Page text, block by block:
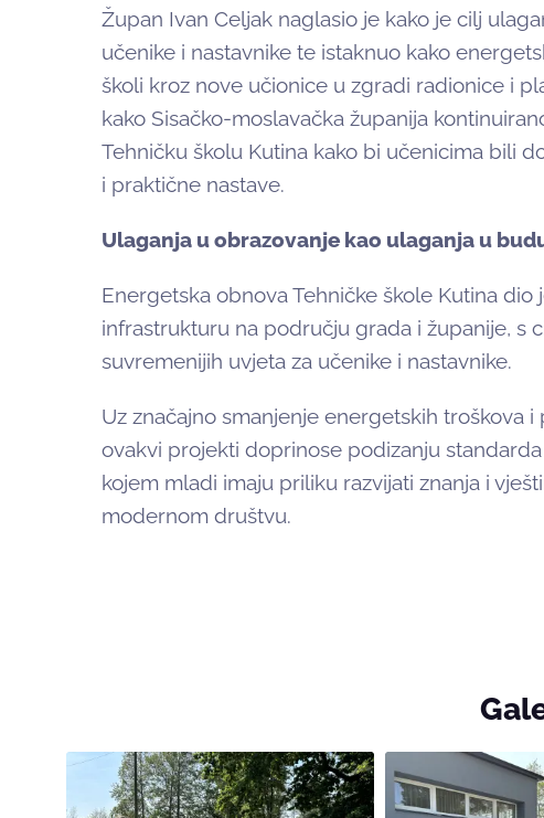
Župan Ivan Celjak naglasio je kako je cilj
učenike i nastavnike te istaknuo kako
školi kroz nove učionice u zgradi radionice i
kako Sisačko-moslavačka županija
Tehničku školu Kutina kako bi učenicima bili
i praktične nastave.
Ulaganja u obrazovanje kao ulaganja u
Energetska obnova Tehničke škole Kutina
infrastrukturu na području grada i županije, s
suvremenijih uvjeta za učenike i nastavnike.
Uz značajno smanjenje energetskih troškova
ovakvi projekti doprinose podizanju
kojem mladi imaju priliku razvijati znanja i
modernom društvu.